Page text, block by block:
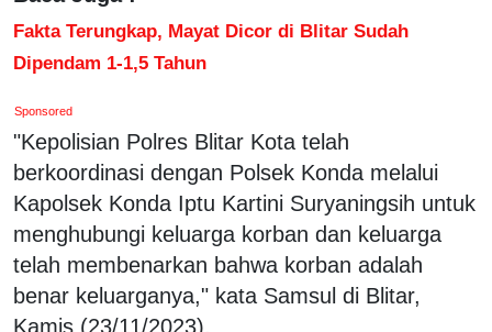
Fakta Terungkap, Mayat Dicor di Blitar Sudah
Dipendam 1-1,5 Tahun
Sponsored
"Kepolisian Polres Blitar Kota telah
berkoordinasi dengan Polsek Konda melalui
Kapolsek Konda Iptu Kartini Suryaningsih untuk
menghubungi keluarga korban dan keluarga
telah membenarkan bahwa korban adalah
benar keluarganya," kata Samsul di Blitar,
Kamis (23/11/2023).